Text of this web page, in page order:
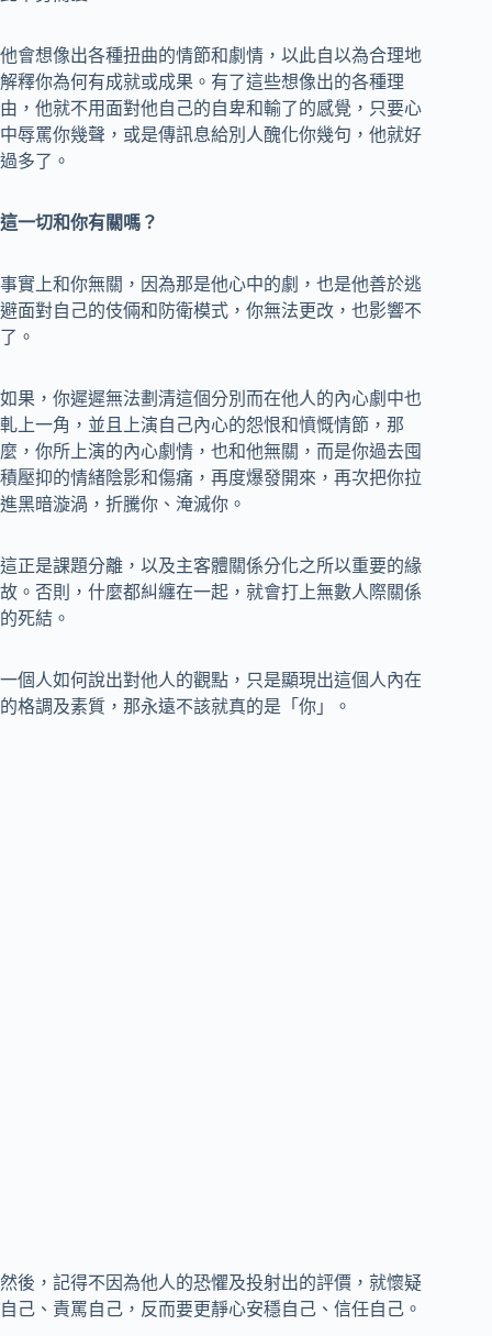
他會想像出各種扭曲的情節和劇情，以此自以為合理地
解釋你為何有成就或成果。有了這些想像出的各種理
由，他就不用面對他自己的自卑和輸了的感覺，只要心
中辱罵你幾聲，或是傳訊息給別人醜化你幾句，他就好
過多了。
這一切和你有關嗎？
事實上和你無關，因為那是他心中的劇，也是他善於逃
避面對自己的伎倆和防衛模式，你無法更改，也影響不
了。
如果，你遲遲無法劃清這個分別而在他人的內心劇中也
軋上一角，並且上演自己內心的怨恨和憤慨情節，那
麼，你所上演的內心劇情，也和他無關，而是你過去囤
積壓抑的情緒陰影和傷痛，再度爆發開來，再次把你拉
進黑暗漩渦，折騰你、淹滅你。
這正是課題分離，以及主客體關係分化之所以重要的緣
故。否則，什麼都糾纏在一起，就會打上無數人際關係
的死結。
一個人如何說出對他人的觀點，只是顯現出這個人內在
的格調及素質，那永遠不該就真的是「你」。
然後，記得不因為他人的恐懼及投射出的評價，就懷疑
自己、責罵自己，反而要更靜心安穩自己、信任自己。